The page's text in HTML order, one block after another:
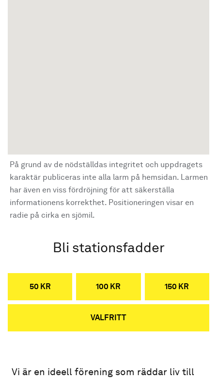
På grund av de nödställdas integritet och uppdragets
karaktär publiceras inte alla larm på hemsidan. Larmen
har även en viss fördröjning för att säkerställa
informationens korrekthet. Positioneringen visar en
radie på cirka en sjömil.
Bli stationsfadder
50 KR 100 KR 150 KR
VALFRITT
Vi är en ideell förening som räddar liv till